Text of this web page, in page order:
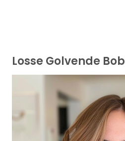
Losse Golvende Bob